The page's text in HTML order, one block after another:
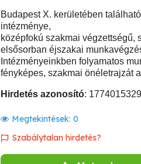
Budapest X. kerületében
intézménye,
középfokú szakmai végzettségű,
elsősorban éjszakai
Intézményeinkben folyamatos
fényképes, szakmai önéletrajzát
Hirdetés azonosító: 1774015329
Megtekintések: 0
Szabálytalan hirdetés?